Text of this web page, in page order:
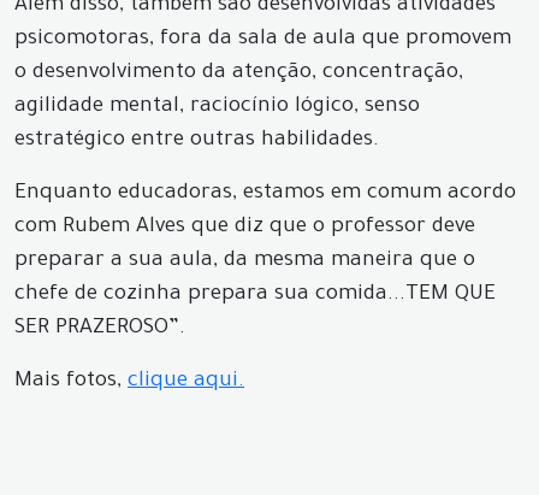
Além disso, também são desenvolvidas atividades
psicomotoras, fora da sala de aula que promovem
o desenvolvimento da atenção, concentração,
agilidade mental, raciocínio lógico, senso
estratégico entre outras habilidades.
Enquanto educadoras, estamos em comum acordo
com Rubem Alves que diz que o professor deve
preparar a sua aula, da mesma maneira que o
chefe de cozinha prepara sua comida...TEM QUE
SER PRAZEROSO”.
Mais fotos, clique aqui.